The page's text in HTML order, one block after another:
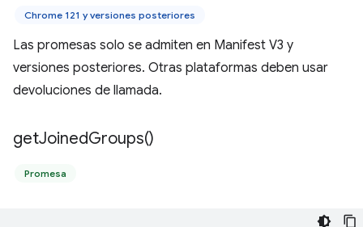
Chrome 121 y versiones posteriores
Las promesas solo se admiten en Manifest V3 y
versiones posteriores. Otras plataformas deben usar
devoluciones de llamada.
getJoinedGroups()
Promesa